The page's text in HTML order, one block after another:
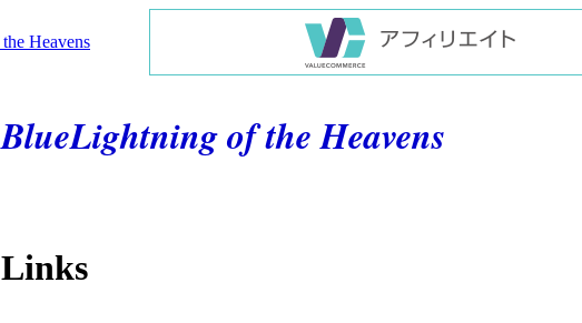
BlueLightning of the Heavens
Links